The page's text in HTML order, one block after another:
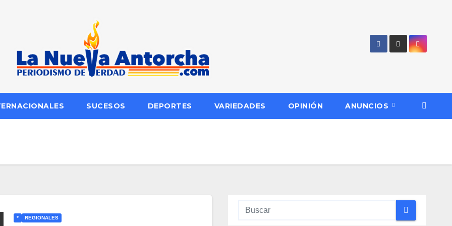
SUCESOS DEPORTES VARIEDADES OPINIÓN ANUNCIOS
* REGIONALES